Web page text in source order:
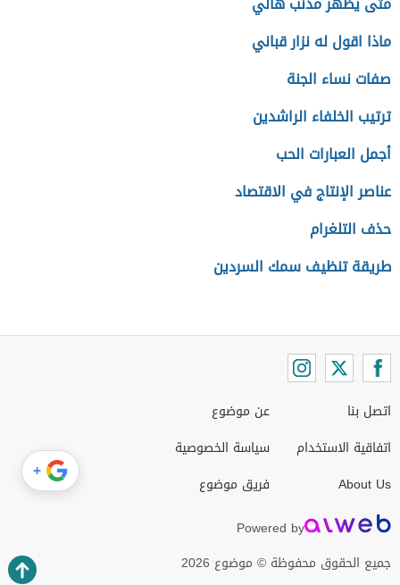
ماذا اقول له نزار قباني
صفات نساء الجنة
ترتيب الخلفاء الراشدين
أجمل العبارات الحب
عناصر الإنتاج في الاقتصاد
حذف التلغرام
طريقة تنظيف سمك السردين
اتصل بنا
اتفاقية الاستخدام
About Us
عن موضوع
سياسة الخصوصية
فريق موضوع
Powered by
جميع الحقوق محفوظة © موضوع 2026
+